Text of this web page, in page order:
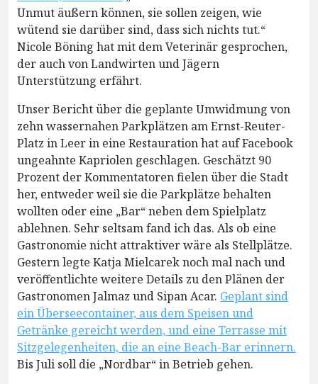
Unmut äußern können, sie sollen zeigen, wie
wütend sie darüber sind, dass sich nichts tut.“
Nicole Böning hat mit dem Veterinär gesprochen,
der auch von Landwirten und Jägern
Unterstützung erfährt.
Unser Bericht über die geplante Umwidmung von
zehn wassernahen Parkplätzen am Ernst-Reuter-
Platz in Leer in eine Restauration hat auf Facebook
ungeahnte Kapriolen geschlagen. Geschätzt 90
Prozent der Kommentatoren fielen über die Stadt
her, entweder weil sie die Parkplätze behalten
wollten oder eine „Bar“ neben dem Spielplatz
ablehnen. Sehr seltsam fand ich das. Als ob eine
Gastronomie nicht attraktiver wäre als Stellplätze.
Gestern legte Katja Mielcarek noch mal nach und
veröffentlichte weitere Details zu den Plänen der
Gastronomen Jalmaz und Sipan Acar. Geplant sind
ein Überseecontainer, aus dem Speisen und
Getränke gereicht werden, und eine Terrasse mit
Sitzgelegenheiten, die an eine Beach-Bar erinnern.
Bis Juli soll die „Nordbar“ in Betrieb gehen.